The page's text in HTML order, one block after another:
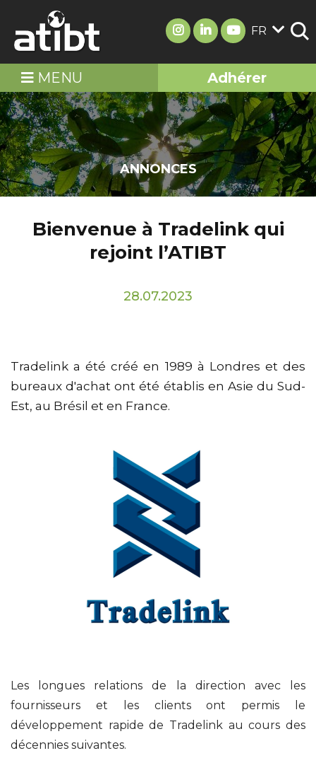
FR
MENU Adhérer
ANNONCES
Bienvenue à Tradelink qui
rejoint l’ATIBT
28.07.2023
Tradelink a été créé en 1989 à Londres et des
bureaux d'achat ont été établis en Asie du Sud-
Est, au Brésil et en France.
Les longues relations de la direction avec les
fournisseurs et les clients ont permis le
développement rapide de Tradelink au cours des
décennies suivantes.